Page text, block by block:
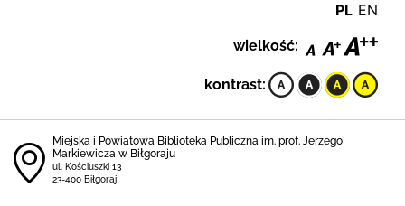
PL EN
wielkość:
kontrast:
Miejska i Powiatowa Biblioteka Publiczna im. prof. Jerzego
Markiewicza w Biłgoraju
ul. Kościuszki 13
23-400 Biłgoraj